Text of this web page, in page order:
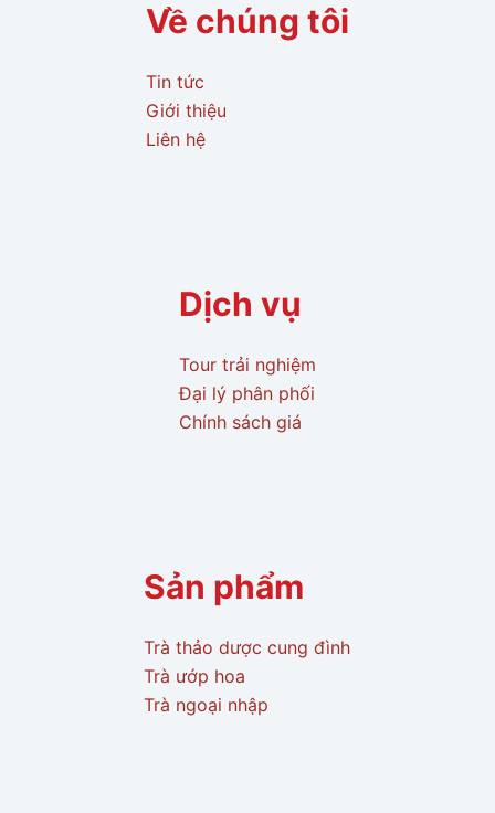
Về chúng tôi
Tin tức
Giới thiệu
Liên hệ
Dịch vụ
Tour trải nghiệm
Đại lý phân phối
Chính sách giá
Sản phẩm
Trà thảo dược cung đình
Trà ướp hoa
Trà ngoại nhập